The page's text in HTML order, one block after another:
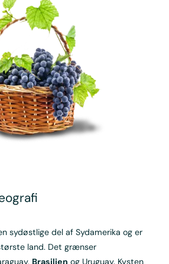
sydøstlige del af Sydamerika og er
land. Det grænser
Brasilien og Uruguay. Kysten